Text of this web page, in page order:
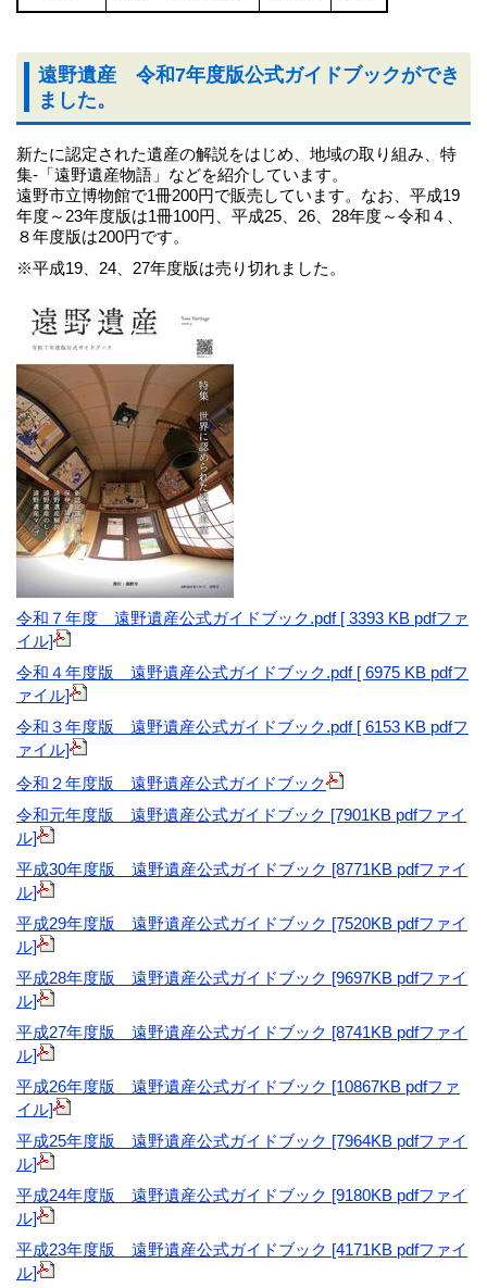
遠野遺産 令和7年度版公式ガイドブックができ
ました。
新たに認定された遺産の解説をはじめ、地域の取り組み、特
集‐「遠野遺産物語」などを紹介しています。
遠野市立博物館で1冊200円で販売しています。なお、平成19
年度～23年度版は1冊100円、平成25、26、28年度～令和４、
８年度版は200円です。
※平成19、24、27年度版は売り切れました。
令和７年度 遠野遺産公式ガイドブック.pdf [ 3393 KB pdfファ
イル]
令和４年度版 遠野遺産公式ガイドブック.pdf [ 6975 KB pdfフ
ァイル]
令和３年度版 遠野遺産公式ガイドブック.pdf [ 6153 KB pdfフ
ァイル]
令和２年度版 遠野遺産公式ガイドブック
令和元年度版 遠野遺産公式ガイドブック [7901KB pdfファイ
ル]
平成30年度版 遠野遺産公式ガイドブック [8771KB pdfファイ
ル]
平成29年度版 遠野遺産公式ガイドブック [7520KB pdfファイ
ル]
平成28年度版 遠野遺産公式ガイドブック [9697KB pdfファイ
ル]
平成27年度版 遠野遺産公式ガイドブック [8741KB pdfファイ
ル]
平成26年度版 遠野遺産公式ガイドブック [10867KB pdfファ
イル]
平成25年度版 遠野遺産公式ガイドブック [7964KB pdfファイ
ル]
平成24年度版 遠野遺産公式ガイドブック [9180KB pdfファイ
ル]
平成23年度版 遠野遺産公式ガイドブック [4171KB pdfファイ
ル]